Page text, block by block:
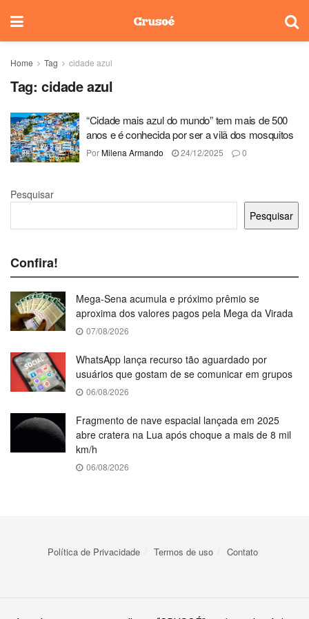
Home Tag cidade azul
Tag: cidade azul
“Cidade mais azul do mundo” tem mais de 500
anos e é conhecida por ser a vilã dos mosquitos
PorMilena Armando 24/12/2025 0
Pesquisar
Pesquisar
Confira!
Mega-Sena acumula e próximo prêmio se
aproxima dos valores pagos pela Mega da Virada
07/08/2026
WhatsApp lança recurso tão aguardado por
usuários que gostam de se comunicar em grupos
06/08/2026
Fragmento de nave espacial lançada em 2025
abre cratera na Lua após choque a mais de 8 mil
km/h
06/08/2026
Política de Privacidade Termos de uso Contato